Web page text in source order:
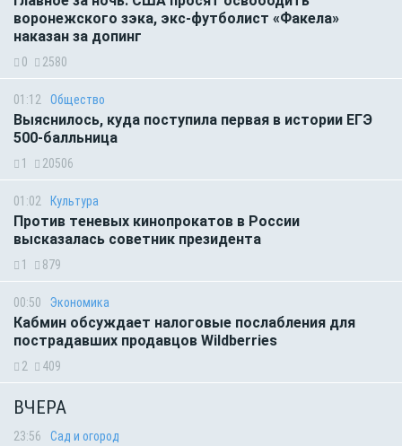
воронежского зэка, экс-футболист «Факела»
наказан за допинг
0 2580
01:12 Общество
Выяснилось, куда поступила первая в истории ЕГЭ
500-балльница
1 20506
01:02 Культура
Против теневых кинопрокатов в России
высказалась советник президента
1 879
00:50 Экономика
Кабмин обсуждает налоговые послабления для
пострадавших продавцов Wildberries
2 409
ВЧЕРА
23:56 Сад и огород